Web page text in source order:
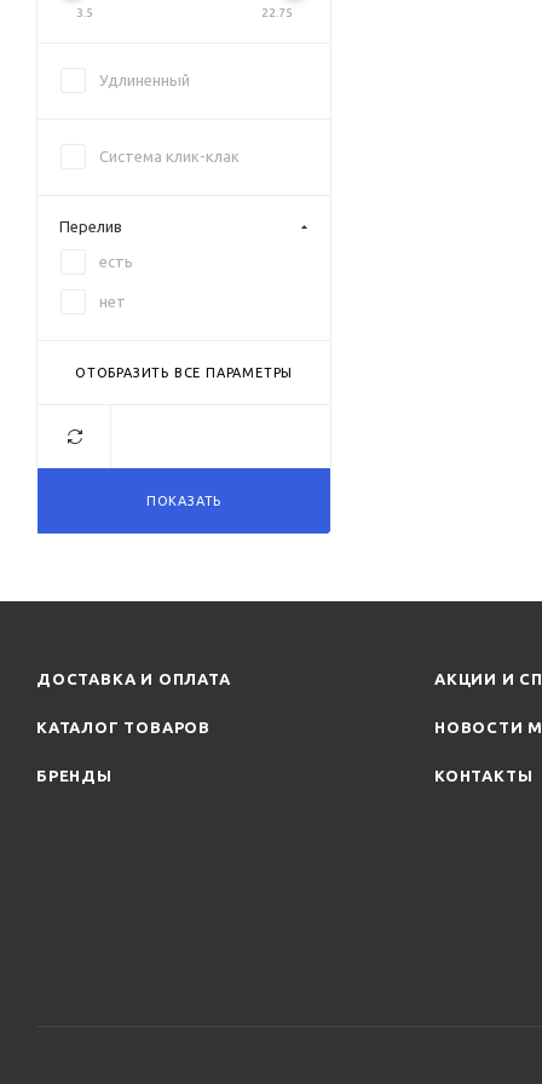
серый
сталь
3.5 22.75
Удлиненный
Система клик-клак
Перелив
есть
нет
ОТОБРАЗИТЬ ВСЕ ПАРАМЕТРЫ
ПОКАЗАТЬ
ДОСТАВКА И ОПЛАТА
КАТАЛОГ ТОВАРОВ
БРЕНДЫ
АКЦИИ И
НОВОСТИ
КОНТАКТЫ